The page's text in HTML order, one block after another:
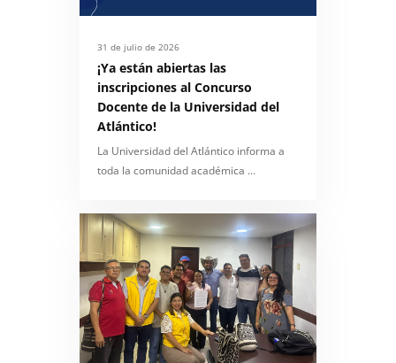
31 de julio de 2026
¡Ya están abiertas las
inscripciones al Concurso
Docente de la Universidad del
Atlántico!
La Universidad del Atlántico informa a
toda la comunidad académica …